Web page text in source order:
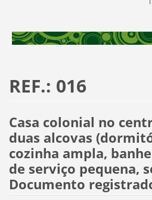
REF.: 016
Casa colonial no
duas alcovas
cozinha ampla,
de serviço pequena,
Documento